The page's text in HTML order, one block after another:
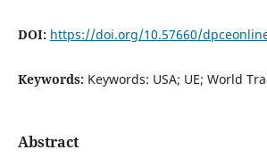
DOI: https://doi.org/10.57660/
Keywords: Keywords: USA; UE; World
Abstract